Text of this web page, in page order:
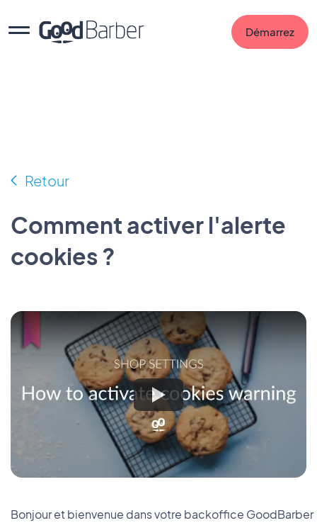
Démarrez
Retour
Comment activer l'alerte
cookies ?
Bonjour et bienvenue dans votre backoffice GoodBarber